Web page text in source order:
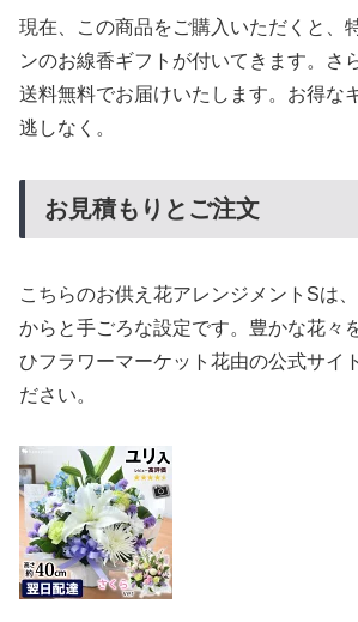
現在、この商品をご購入いただくと、
ンのお線香ギフトが付いてきます。さ
送料無料でお届けいたします。お得な
逃しなく。
お見積もりとご注文
こちらのお供え花アレンジメントSは
からと手ごろな設定です。豊かな花々
ひフラワーマーケット花由の公式サイ
ださい。